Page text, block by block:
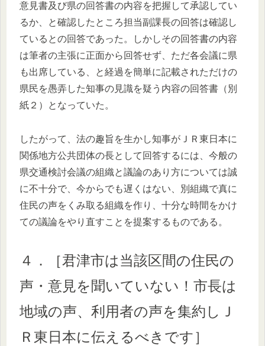
意見書及び県の回答書の内容を把握して承認してい
るか、と確認したところ担当副課長の回答は確認し
ているとの回答であった。しかしその回答書の内容
は筆者の主張に正面から回答せず、ただ各会議に県
も出席している、と経過を簡単に記載されただけの
県民を愚弄した知事の見識を疑う内容の回答書（別
紙２）となっていた。
したがって、法の趣旨を生かし知事がＪＲ東日本に
関係地方公共団体の長として回答するには、今般の
県交通検討会議の組織と議論のあり方については誠
に不十分で、今からでも遅くはない、別組織で真に
住民の声をくみ取る組織を作り、十分な時間をかけ
ての議論をやり直すことを提案するものである。
４．［君津市は当該区間の住民の
声・意見を聞いていない！市長は
地域の声、利用者の声を集約しＪ
Ｒ東日本に伝えるべきです］